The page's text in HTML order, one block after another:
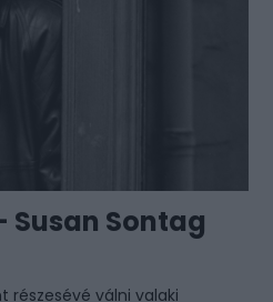
Susan Sontag
részesévé válni valaki